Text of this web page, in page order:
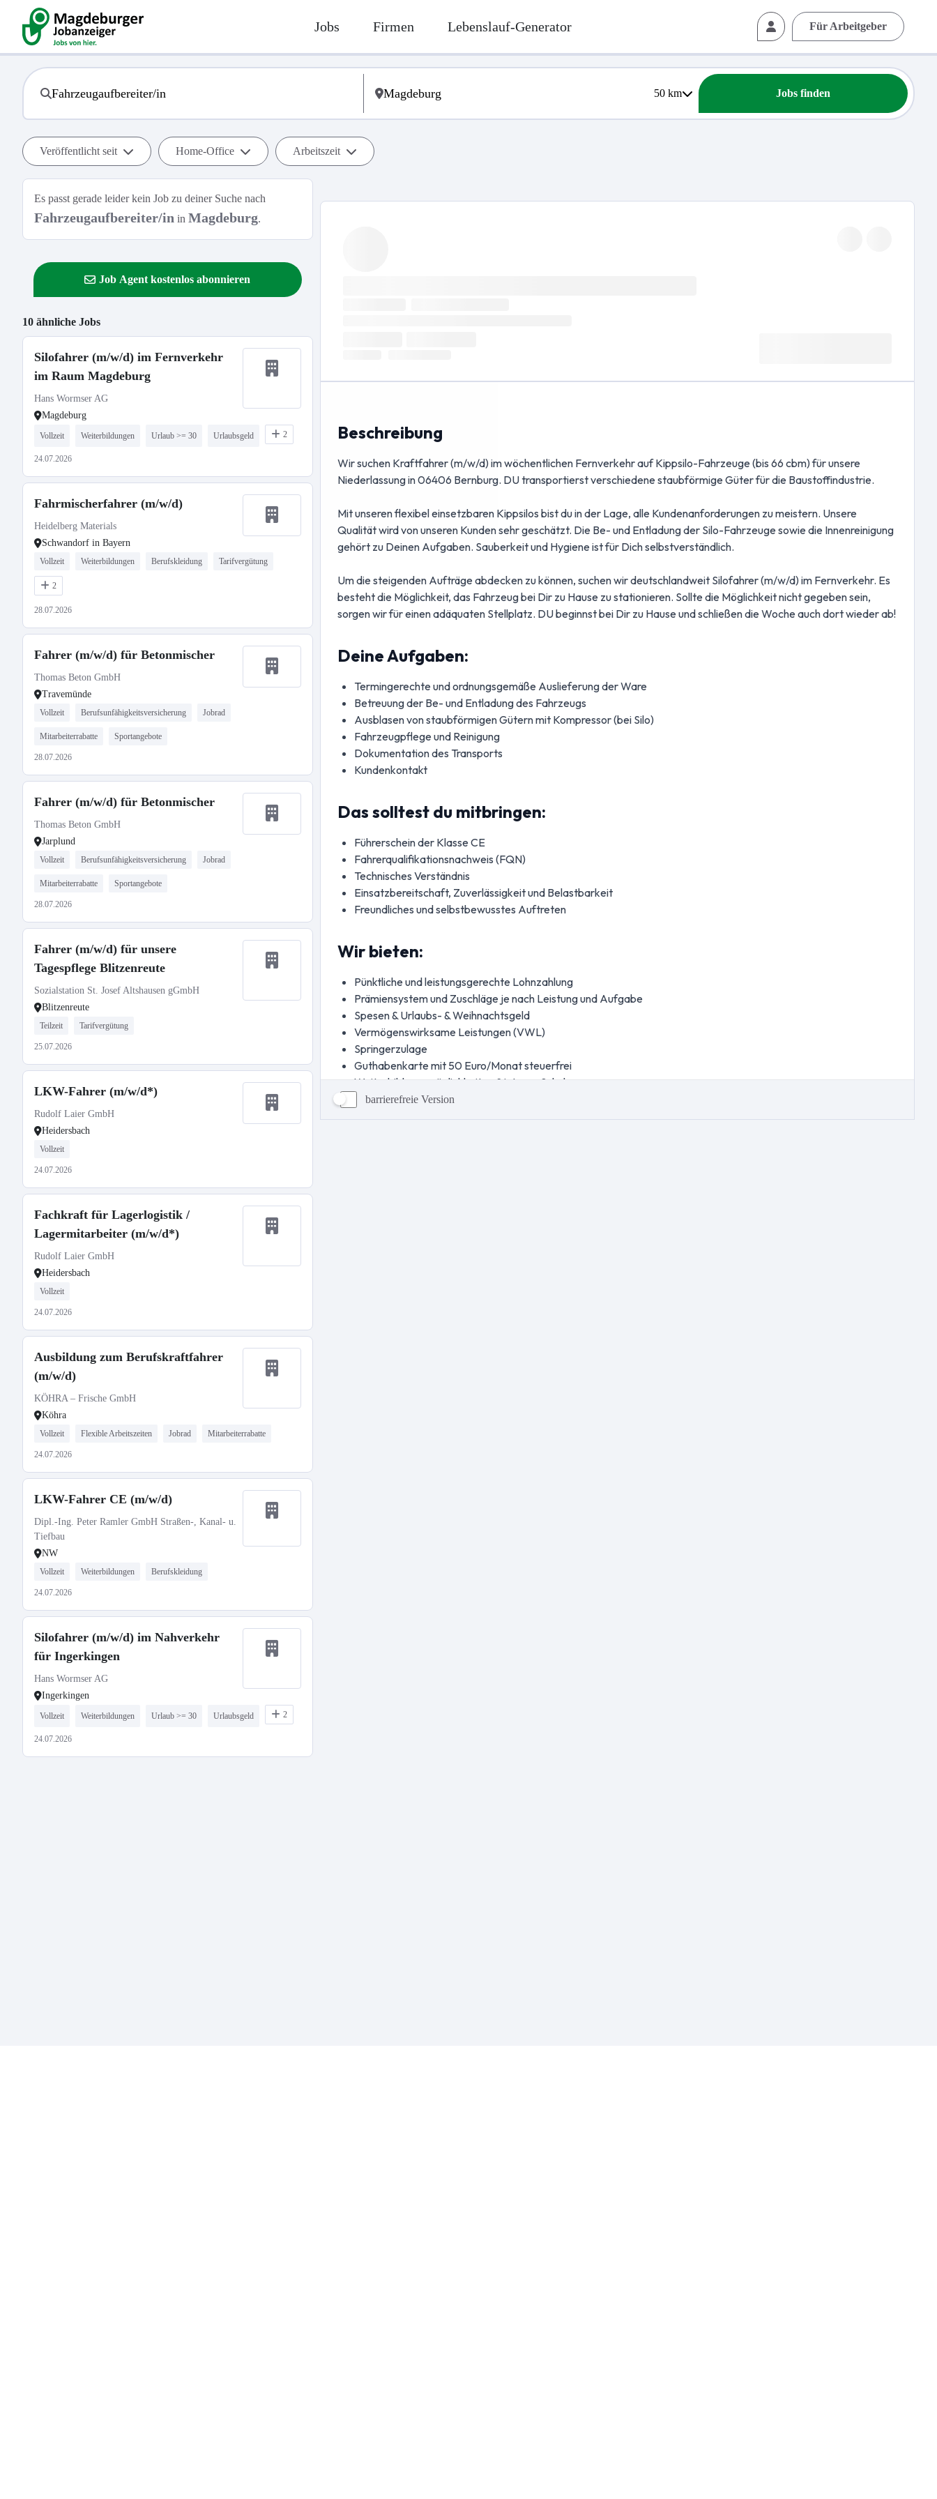
Jobs Firmen Lebenslauf-Generator Für Arbeitgeber
50km Jobs finden
Veröffentlicht seit Home-Office Arbeitszeit
Es passt gerade leider kein Job zu deiner Suche nach
Fahrzeugaufbereiter/in in Magdeburg.
Job Agent kostenlos abonnieren
10 ähnliche Jobs
Silofahrer (m/w/d) im Fernverkehr
im Raum Magdeburg
Hans Wormser AG
Magdeburg
Vollzeit Weiterbildungen Urlaub >= 30 Urlaubsgeld 2
24.07.2026
Fahrmischerfahrer (m/w/d)
Heidelberg Materials
Schwandorf in Bayern
Vollzeit Weiterbildungen Berufskleidung Tarifvergütung
2
28.07.2026
Fahrer (m/w/d) für Betonmischer
Thomas Beton GmbH
Travemünde
Vollzeit Berufsunfähigkeitsversicherung Jobrad
Mitarbeiterrabatte Sportangebote
28.07.2026
Fahrer (m/w/d) für Betonmischer
Thomas Beton GmbH
Jarplund
Vollzeit Berufsunfähigkeitsversicherung Jobrad
Mitarbeiterrabatte Sportangebote
28.07.2026
Fahrer (m/w/d) für unsere
Tagespflege Blitzenreute
Sozialstation St. Josef Altshausen gGmbH
Blitzenreute
Teilzeit Tarifvergütung
25.07.2026
LKW-Fahrer (m/w/d*)
Rudolf Laier GmbH
Heidersbach
Vollzeit
24.07.2026
Fachkraft für Lagerlogistik /
Lagermitarbeiter (m/w/d*)
Rudolf Laier GmbH
Heidersbach
Vollzeit
24.07.2026
Ausbildung zum Berufskraftfahrer
(m/w/d)
KÖHRA – Frische GmbH
Köhra
Vollzeit Flexible Arbeitszeiten Jobrad Mitarbeiterrabatte
24.07.2026
LKW-Fahrer CE (m/w/d)
Dipl.-Ing. Peter Ramler GmbH Straßen-, Kanal- u.
Tiefbau
NW
Vollzeit Weiterbildungen Berufskleidung
24.07.2026
Silofahrer (m/w/d) im Nahverkehr
für Ingerkingen
Hans Wormser AG
Ingerkingen
Vollzeit Weiterbildungen Urlaub >= 30 Urlaubsgeld 2
24.07.2026
barrierefreie Version